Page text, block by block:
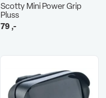
Scotty Mini Power Grip
Pluss
79,-